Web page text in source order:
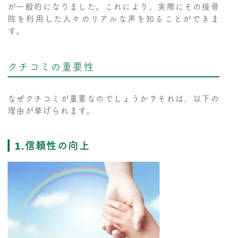
が一般的になりました。これにより、実際にその接骨
院を利用した人々のリアルな声を知ることができま
す。
クチコミの重要性
なぜクチコミが重要なのでしょうか？それは、以下の
理由が挙げられます。
1.信頼性の向上